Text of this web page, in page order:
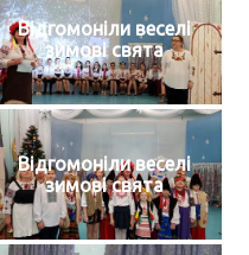
Відгомоніли веселі
зимові свята
Відгомоніли веселі
зимові свята